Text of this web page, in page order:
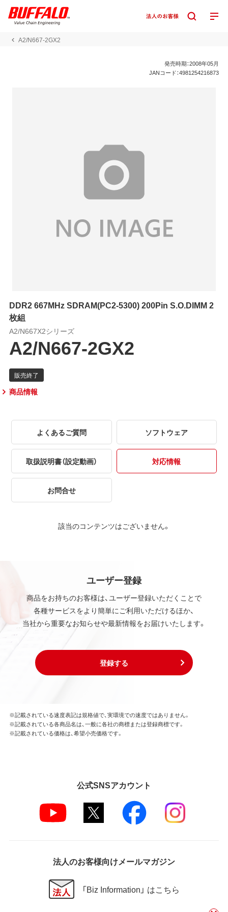
A2/N667-2GX2
発売時期：2008年05月
JANコード：4981254216873
DDR2 667MHz SDRAM(PC2-5300) 200Pin S.O.DIMM 2
枚組
A2/N667X2シリーズ
A2/N667-2GX2
商品情報
よくあるご質問 ソフトウェア
取扱説明書（設定動画） 対応情報
お問合せ
該当のコンテンツはございません。
ユーザー登録
商品をお持ちのお客様は、ユーザー登録いただくことで
各種サービスをより簡単にご利用いただけるほか、
当社から重要なお知らせや最新情報をお届けいたします。
登録する
※記載されている速度表記は規格値で、実環境での速度ではありません。
※記載されている各商品名は、一般に各社の商標または登録商標です。
※記載されている価格は、希望小売価格です。
公式SNSアカウント
法人のお客様向けメールマガジン
「Biz Information」 はこちら